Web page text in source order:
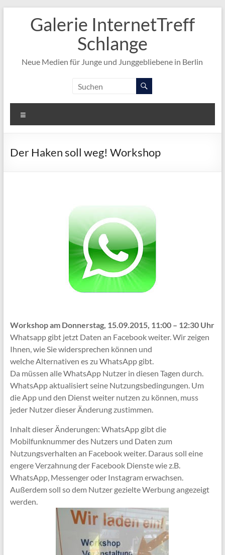
springenGalerie InternetTreff
Schlange
Neue Medien für Junge und Junggebliebene in Berlin
Der Haken soll weg! Workshop
Workshop am Donnerstag, 15.09.2015, 11:00 – 12:30 Uhr
Whatsapp gibt jetzt Daten an Facebook weiter. Wir zeigen
Ihnen, wie Sie widersprechen können und
welche Alternativen es zu WhatsApp gibt.
Da müssen alle WhatsApp Nutzer in diesen Tagen durch.
WhatsApp aktualisiert seine Nutzungsbedingungen. Um
die App und den Dienst weiter nutzen zu können, muss
jeder Nutzer dieser Änderung zustimmen.
Inhalt dieser Änderungen: WhatsApp gibt die
Mobilfunknummer des Nutzers und Daten zum
Nutzungsverhalten an Facebook weiter. Daraus soll eine
engere Verzahnung der Facebook Dienste wie z.B.
WhatsApp, Messenger oder Instagram erwachsen.
Außerdem soll so dem Nutzer gezielte Werbung angezeigt
werden.